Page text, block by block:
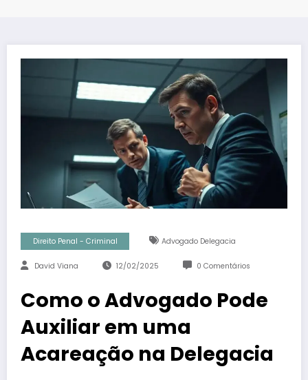
Direito Penal - Criminal Advogado Delegacia
David Viana 12/02/2025 0 Comentários
Como o Advogado Pode
Auxiliar em uma
Acareação na Delegacia